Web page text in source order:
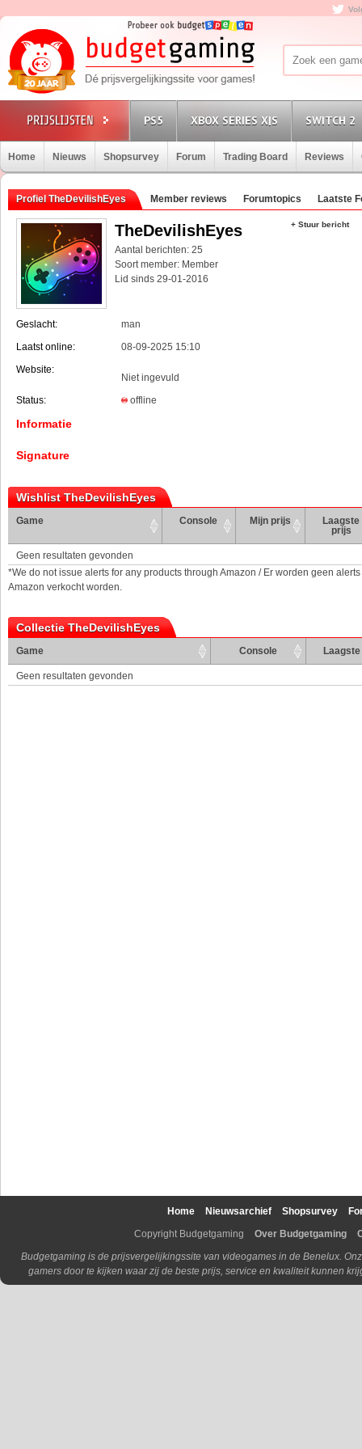
PS5 XBOX SERIES X|S SWITCH 2
Home Nieuws Shopsurvey Forum Trading Board Reviews
Profiel TheDevilishEyes Member reviews Forumtopics Laatste
TheDevilishEyes
Aantal berichten: 25
Soort member: Member
Lid sinds 29-01-2016
Geslacht:
man
Laatst online:
08-09-2025 15:10
Website:
Niet ingevuld
Status:
offline
Informatie
Signature
+ Stuur bericht
Wishlist TheDevilishEyes
Game Console Mijn prijs
Laagste
prijs
Geen resultaten gevonden
*We do not issue alerts for any products through Amazon / Er worden geen
Amazon verkocht worden.
Collectie TheDevilishEyes
Game Console
Geen resultaten gevonden
Home Nieuwsarchief Shopsurvey
Copyright Budgetgaming
Over Budgetgaming
Budgetgaming is de prijsvergelijkingssite van videogames in de Benelux.
gamers door te kijken waar zij de beste prijs, service en kwaliteit kunnen